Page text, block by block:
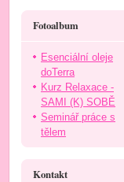
Fotoalbum
Esenciální oleje
doTerra
Kurz Relaxace -
SAMI (K) SOBĚ
Seminář práce s
tělem
Kontakt